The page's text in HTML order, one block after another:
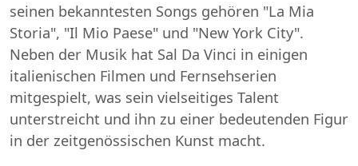
seinen bekanntesten Songs gehören "La Mia
Storia", "Il Mio Paese" und "New York City".
Neben der Musik hat Sal Da Vinci in einigen
italienischen Filmen und Fernsehserien
mitgespielt, was sein vielseitiges Talent
unterstreicht und ihn zu einer bedeutenden Figur
in der zeitgenössischen Kunst macht.